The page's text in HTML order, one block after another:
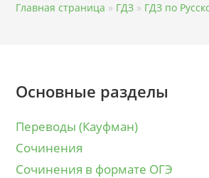
Главная страница » ГДЗ » ГДЗ по
Основные разделы
Переводы (Кауфман)
Сочинения
Сочинения в формате ОГЭ